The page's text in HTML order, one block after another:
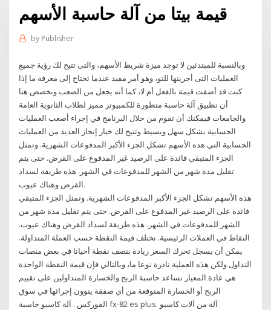
قيمة بيتا من آلة حاسبة الأسهم
by Publisher
وبالنسبة للمبتدئين لا توجد ميزة شريط الأسهم، والتى تتيح لك رؤية جميع
العمليات التى أجريتها للتو، وهو أمر مفيد عندما تحتاج إلى معرفة ما إذا
كنت قد أضفت قيمة بالفعل أم لا، كما أنه يجعل من الصعب ونخصص هنا
أن تطبيق آلة حاسبة متطورة للكمبيوتر مميز لطلاب الثانوية العامة
والجامعات فيمكنك أن تقوم من خلال البرنامج في إجراء أصعب العمليات
الحسابية بشكل سهل وبسيط وتتيح لك خيار إنجاز العديد من العمليات
الحسابية التي هذه الأسهم تشكل الجزء الأكبر المدفوعات الشهرية. وتمثل
الجزء المتبقي فائدة على الرصيد غير المدفوع على القرض. حتى يتم
تقليل مدة شهر من الشهر للمدفوعات في الشهر. هذه طريقة لسداد
القرض وهناك عيوب.
هذه الأسهم تشكل الجزء الأكبر المدفوعات الشهرية. وتمثل الجزء المتبقي
فائدة على الرصيد غير المدفوع على القرض. حتى يتم تقليل مدة شهر من
الشهر للمدفوعات في الشهر. هذه طريقة لسداد القرض وهناك عيوب.
النقاط في العملات الرئيسية. تختلف قيمة النقطة حسب العملة المتداولة.
يمكن أن يسجل تحرك السعر زيادة بنصف نقطة أحيانا في بعض منصات
التداول ولكن هذه العملية نادرة نوعا ما، وبالتالي فإن قيمة النقطة الواحدة
هي عادة المعيار تساعد حاسبة الربح والخسارة المتداولين على تقييم
الربح أو الخسارة المتوقعة من أي صفقة ينوون إجرائها في سوق
الفوركس . آلة كاسيو حاسبة fx-82 es plus. آلة من آلات كاسيو